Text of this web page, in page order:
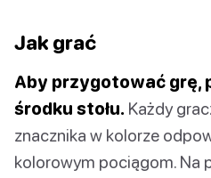
Jak grać
Aby przygotować grę,
środku stołu. Każdy
znacznika w kolorze
kolorowym pociągom. Na